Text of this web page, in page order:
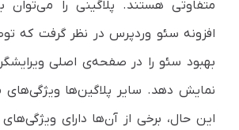
متفاوتی هستند. پلاگینی را می‌توان
افزونه سئو وردپرس در نظر گرفت که
بهبود سئو را در صفحه‌ی اصلی
نمایش دهد. سایر پلاگین‌ها ویژگی‌های
این حال، برخی از آن‌ها دارای